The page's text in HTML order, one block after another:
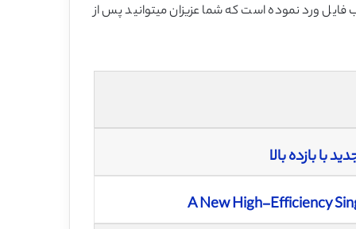
فایل ورد نموده است که شما عزیزان میتوانید پس از
A New High-Efficiency